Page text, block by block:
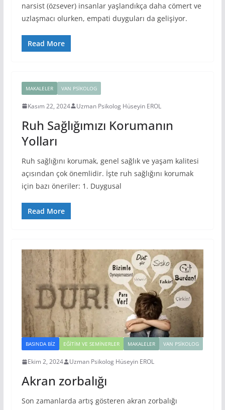
narsist (özsever) insanlar yaşlandıkça daha cömert ve
uzlaşmacı olurken, empati duyguları da gelişiyor.
Read More
MAKALELER VAN PSIKOLOG
Kasım 22, 2024 Uzman Psikolog Hüseyin EROL
Ruh Sağlığımızı Korumanın
Yolları
Ruh sağlığını korumak, genel sağlık ve yaşam kalitesi
açısından çok önemlidir. İşte ruh sağlığını korumak
için bazı öneriler: 1. Duygusal
Read More
BASINDA BIZ EĞITIM VE SEMINERLER MAKALELER VAN PSIKOLOG
Ekim 2, 2024 Uzman Psikolog Hüseyin EROL
Akran zorbalığı
Son zamanlarda artış gösteren akran zorbalığı